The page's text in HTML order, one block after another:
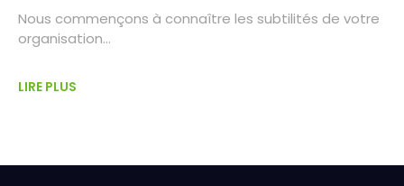
Nous commençons à connaître les subtilités de votre
organisation…
LIRE PLUS